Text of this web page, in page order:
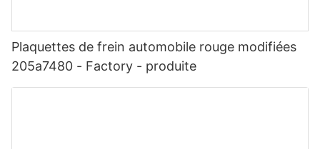
Plaquettes de frein automobile rouge modifiées
205a7480 - Factory - produite